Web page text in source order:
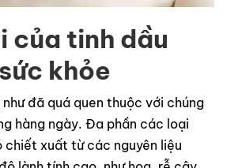
của tinh dầu
khỏe
như đã quá quen thuộc với chúng
hàng ngày. Đa phần các loại
chiết xuất từ các nguyên liệu